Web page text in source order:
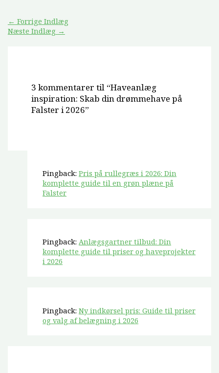
← Forrige Indlæg
Næste Indlæg →
3 kommentarer til “Haveanlæg
inspiration: Skab din drømmehave på
Falster i 2026”
Pingback:Pris på rullegræs i 2026: Din
komplette guide til en grøn plæne på
Falster
Pingback:Anlægsgartner tilbud: Din
komplette guide til priser og haveprojekter
i 2026
Pingback:Ny indkørsel pris: Guide til priser
og valg af belægning i 2026